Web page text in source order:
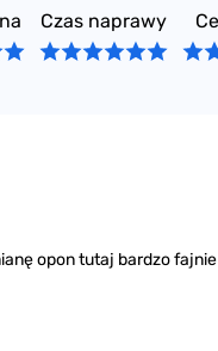
Czas naprawy
opon tutaj bardzo